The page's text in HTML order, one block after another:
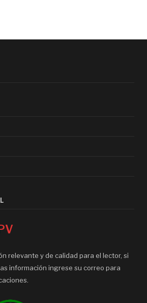
relevante y de calidad para el lector, si
información ingrese su correo para